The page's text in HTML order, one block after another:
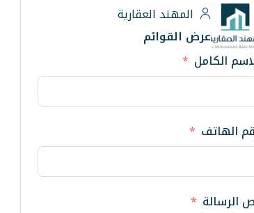
المهند العقارية
عرض القوائم
الكامل
الهاتف
الرسالة